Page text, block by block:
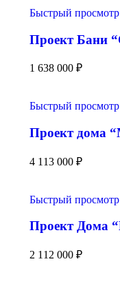
Быстрый просмотр
Проект Бани
1 638 000 ₽
Быстрый просмотр
Проект дома
4 113 000 ₽
Быстрый просмотр
Проект Дома
2 112 000 ₽